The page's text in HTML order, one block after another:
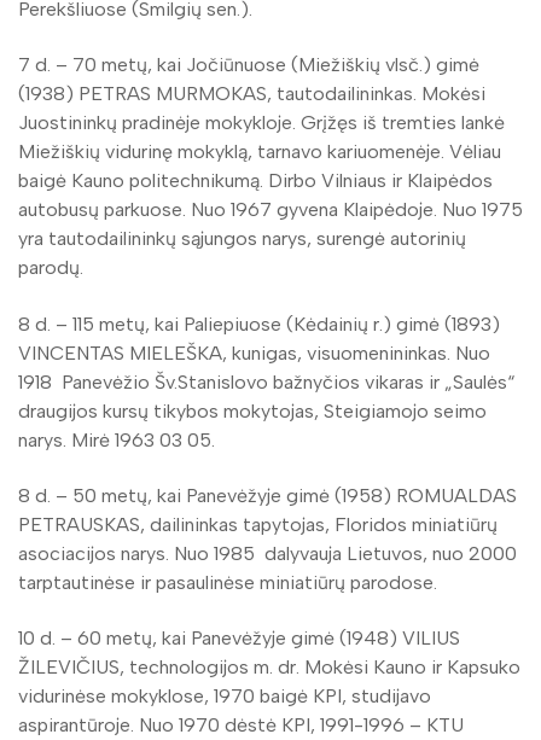
Perekšliuose (Smilgių sen.).
7 d. – 70 metų, kai Jočiūnuose (Miežiškių vlsč.) gimė
(1938) PETRAS MURMOKAS, tautodailininkas. Mokėsi
Juostininkų pradinėje mokykloje. Grįžęs iš tremties lankė
Miežiškių vidurinę mokyklą, tarnavo kariuomenėje. Vėliau
baigė Kauno politechnikumą. Dirbo Vilniaus ir Klaipėdos
autobusų parkuose. Nuo 1967 gyvena Klaipėdoje. Nuo 1975
yra tautodailininkų sąjungos narys, surengė autorinių
parodų.
8 d. – 115 metų, kai Paliepiuose (Kėdainių r.) gimė (1893)
VINCENTAS MIELEŠKA, kunigas, visuomenininkas. Nuo
1918 Panevėžio Šv.Stanislovo bažnyčios vikaras ir „Saulės“
draugijos kursų tikybos mokytojas, Steigiamojo seimo
narys. Mirė 1963 03 05.
8 d. – 50 metų, kai Panevėžyje gimė (1958) ROMUALDAS
PETRAUSKAS, dailininkas tapytojas, Floridos miniatiūrų
asociacijos narys. Nuo 1985 dalyvauja Lietuvos, nuo 2000
tarptautinėse ir pasaulinėse miniatiūrų parodose.
10 d. – 60 metų, kai Panevėžyje gimė (1948) VILIUS
ŽILEVIČIUS, technologijos m. dr. Mokėsi Kauno ir Kapsuko
vidurinėse mokyklose, 1970 baigė KPI, studijavo
aspirantūroje. Nuo 1970 dėstė KPI, 1991-1996 – KTU